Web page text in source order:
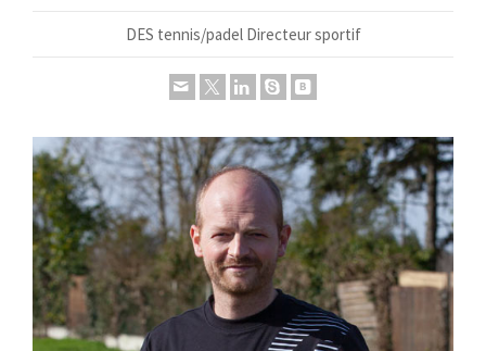
DES tennis/padel Directeur sportif